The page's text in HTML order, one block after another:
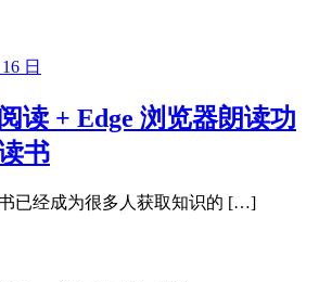
日
读 + Edge 浏览器朗读功
书
已经成为很多人获取知识的 […]